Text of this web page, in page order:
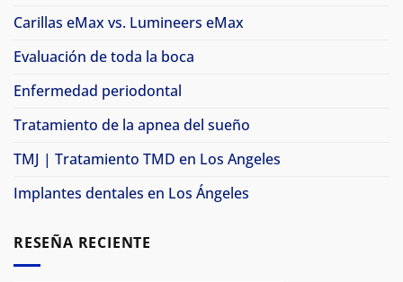
Carillas eMax vs. Lumineers eMax
Evaluación de toda la boca
Enfermedad periodontal
Tratamiento de la apnea del sueño
TMJ | Tratamiento TMD en Los Angeles
Implantes dentales en Los Ángeles
RESEÑA RECIENTE